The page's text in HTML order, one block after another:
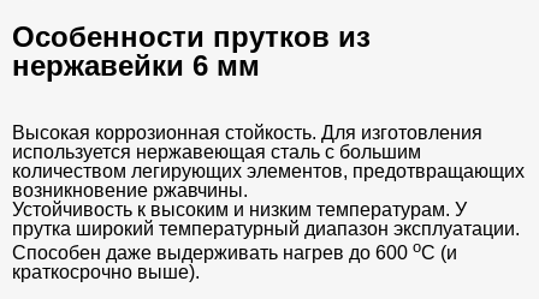
Особенности прутков из
нержавейки 6 мм
Высокая коррозионная стойкость. Для изготовления
используется нержавеющая сталь с большим
количеством легирующих элементов, предотвращающих
возникновение ржавчины.
Устойчивость к высоким и низким температурам. У
прутка широкий температурный диапазон эксплуатации.
Способен даже выдерживать нагрев до 600 оС (и
краткосрочно выше).